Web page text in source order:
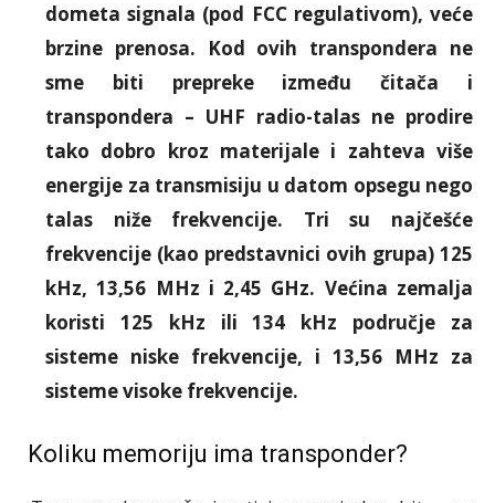
dometa signala (pod FCC regulativom), veće
brzine prenosa. Kod ovih transpondera ne
sme biti prepreke između čitača i
transpondera – UHF radio-talas ne prodire
tako dobro kroz materijale i zahteva više
energije za transmisiju u datom opsegu nego
talas niže frekvencije. Tri su najčešće
frekvencije (kao predstavnici ovih grupa) 125
kHz, 13,56 MHz i 2,45 GHz. Većina zemalja
koristi 125 kHz ili 134 kHz područje za
sisteme niske frekvencije, i 13,56 MHz za
sisteme visoke frekvencije.
Koliku memoriju ima transponder?